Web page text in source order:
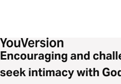
Encouraging and
seek intimacy with